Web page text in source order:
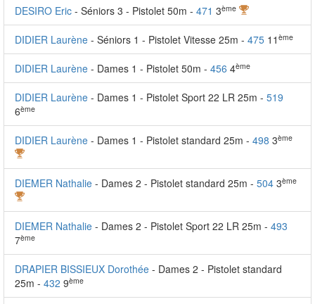
DESIRO Eric - Séniors 3 - Pistolet 50m - 471 3ème
DIDIER Laurène - Séniors 1 - Pistolet Vitesse 25m - 475 11 ème
DIDIER Laurène - Dames 1 - Pistolet 50m - 456 4ème
DIDIER Laurène - Dames 1 - Pistolet Sport 22 LR 25m - 519
6ème
DIDIER Laurène - Dames 1 - Pistolet standard 25m - 498 3ème
DIEMER Nathalie - Dames 2 - Pistolet standard 25m - 504 3ème
DIEMER Nathalie - Dames 2 - Pistolet Sport 22 LR 25m - 493
7ème
DRAPIER BISSIEUX Dorothée - Dames 2 - Pistolet standard
25m - 432 9ème